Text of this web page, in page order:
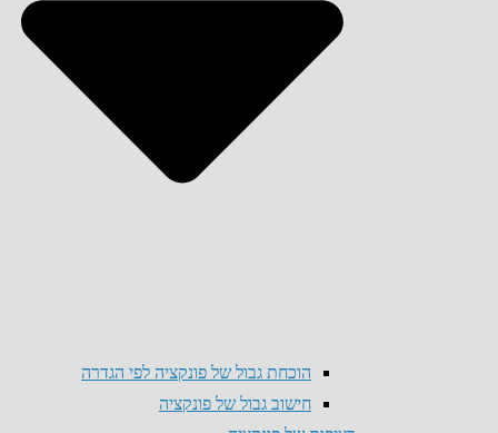
הוכחת גבול של פונקציה לפי הגדרה
חישוב גבול של פונקציה